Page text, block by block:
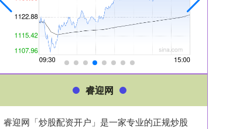
睿迎网
睿迎网「炒股配资开户」是一家专业的正规炒股